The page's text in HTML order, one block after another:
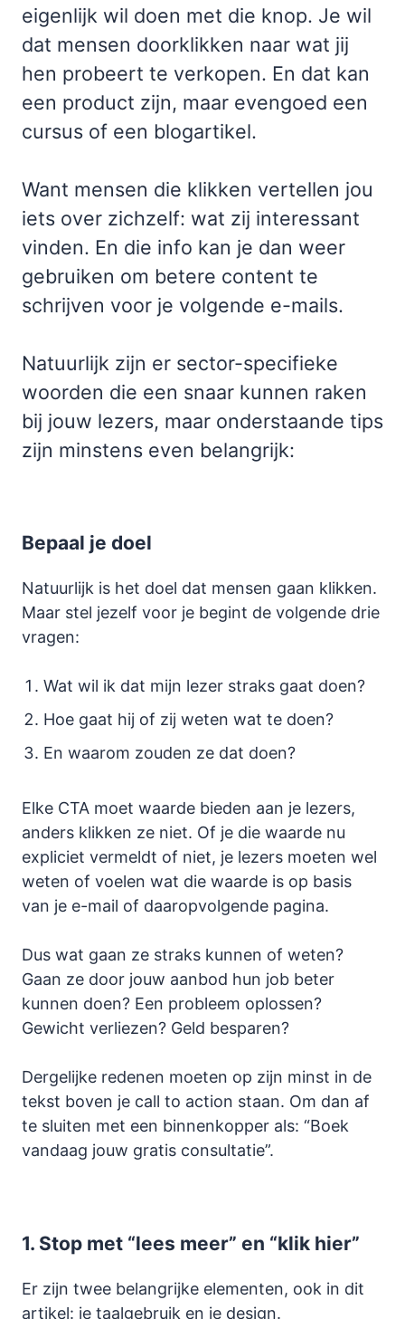
eigenlijk wil doen met die knop. Je wil
dat mensen doorklikken naar wat jij
hen probeert te verkopen. En dat kan
een product zijn, maar evengoed een
cursus of een blogartikel.
Want mensen die klikken vertellen jou
iets over zichzelf: wat zij interessant
vinden. En die info kan je dan weer
gebruiken om betere content te
schrijven voor je volgende e-mails.
Natuurlijk zijn er sector-specifieke
woorden die een snaar kunnen raken
bij jouw lezers, maar onderstaande tips
zijn minstens even belangrijk:
Bepaal je doel
Natuurlijk is het doel dat mensen gaan klikken.
Maar stel jezelf voor je begint de volgende drie
vragen:
Wat wil ik dat mijn lezer straks gaat doen?
Hoe gaat hij of zij weten wat te doen?
En waarom zouden ze dat doen?
Elke CTA moet waarde bieden aan je lezers,
anders klikken ze niet. Of je die waarde nu
expliciet vermeldt of niet, je lezers moeten wel
weten of voelen wat die waarde is op basis
van je e-mail of daaropvolgende pagina.
Dus wat gaan ze straks kunnen of weten?
Gaan ze door jouw aanbod hun job beter
kunnen doen? Een probleem oplossen?
Gewicht verliezen? Geld besparen?
Dergelijke redenen moeten op zijn minst in de
tekst boven je call to action staan. Om dan af
te sluiten met een binnenkopper als: “Boek
vandaag jouw gratis consultatie”.
1. Stop met “lees meer” en “klik hier”
Er zijn twee belangrijke elementen, ook in dit
artikel: je taalgebruik en je design.